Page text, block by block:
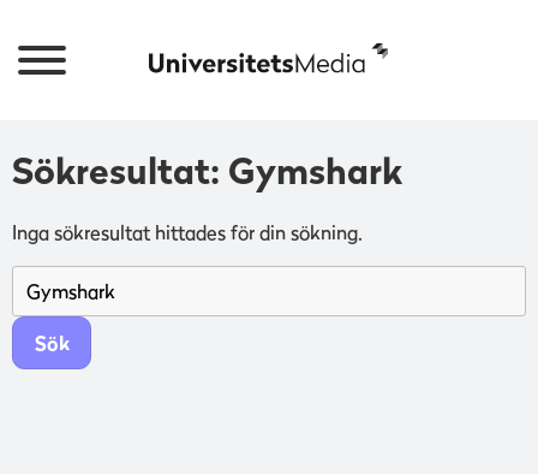
Sökresultat: Gymshark
Inga sökresultat hittades för din sökning.
Sök
efter: